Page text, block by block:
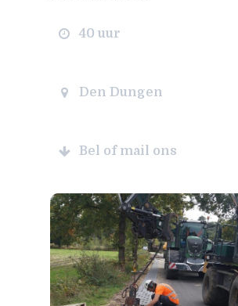
40 uur
Den Dungen
Bel of mail ons